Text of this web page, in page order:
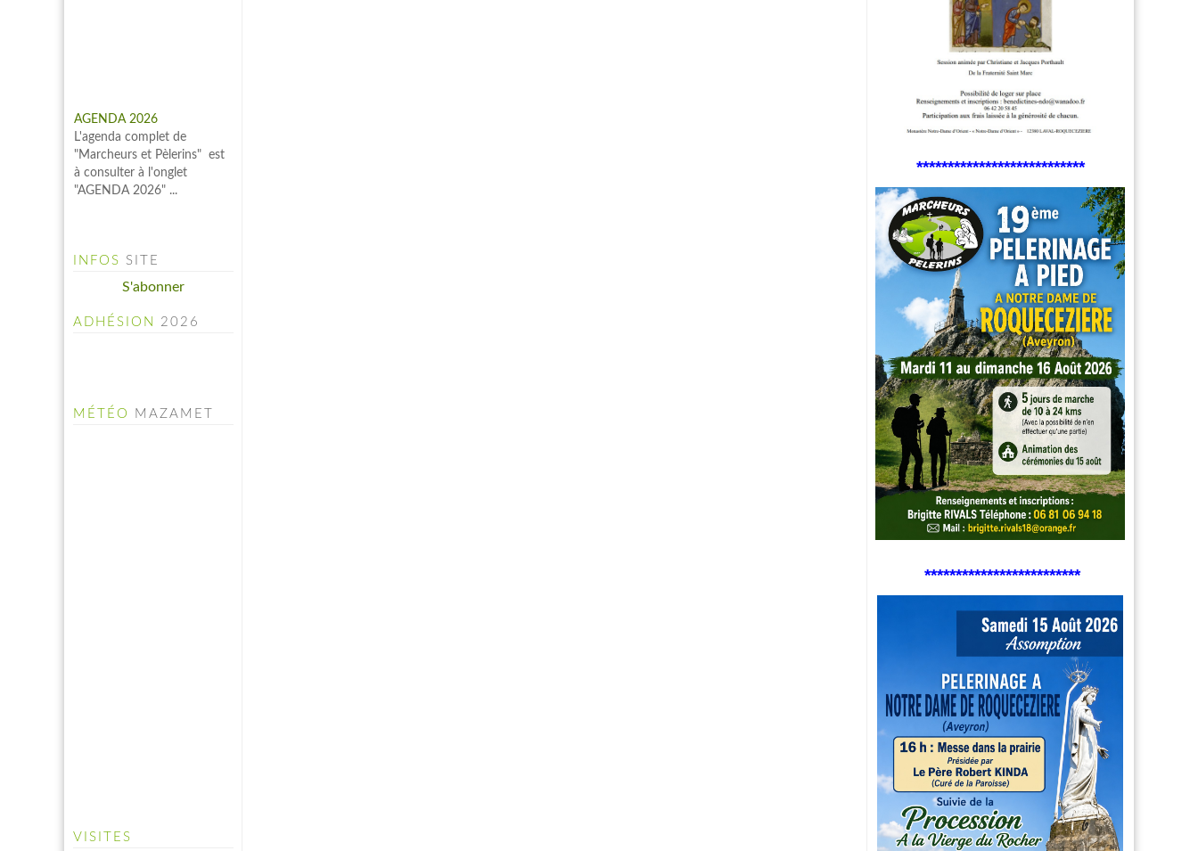
"Marcheurs et Pèlerins" est
à consulter à l'onglet
"AGENDA 2026" ...
INFOS SITE
S'abonner
ADHÉSION 2026
MÉTÉO MAZAMET
VISITES
***************************
*************************